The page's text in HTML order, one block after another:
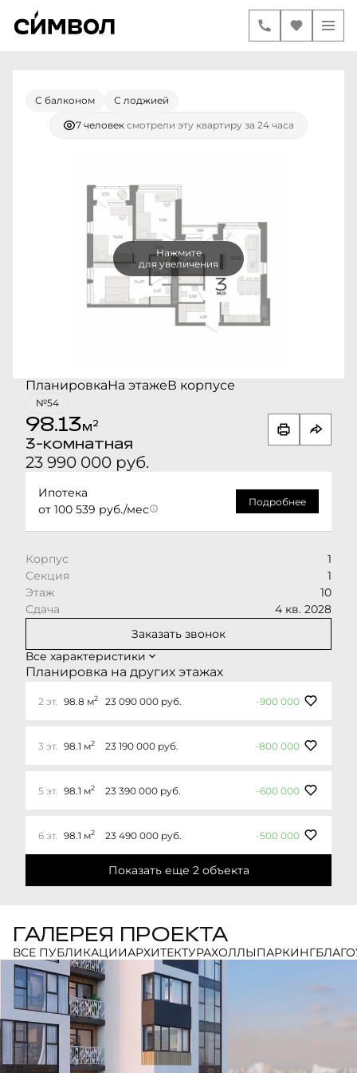
3-комнатная 98.13 м
23 990 000 руб.
Ипотека от 100 539 руб./мес.
С балконом С лоджией
7 человек смотрели эту квартиру за 24 часа
Нажмите
для увеличения
ПланировкаНа этажеВ корпусе
№54
98.13м2
3-комнатная
23 990 000 руб.
Ипотека
от 100 539 руб./мес
Подробнее
Корпус
1
Секция
1
Этаж
10
Сдача
4 кв. 2028
Заказать звонок
Все характеристики
Планировка на других этажах
2 эт. 98.8 м2 23 090 000 руб. -900 000
3 эт. 98.1 м2 23 190 000 руб. -800 000
5 эт. 98.1 м2 23 390 000 руб. -600 000
6 эт. 98.1 м2 23 490 000 руб. -500 000
Показать еще 2 объектa
ГАЛЕРЕЯ ПРОЕКТА
ВСЕ ПУБЛИКАЦИИАРХИТЕКТУРАХОЛЛЫПАРКИНГ